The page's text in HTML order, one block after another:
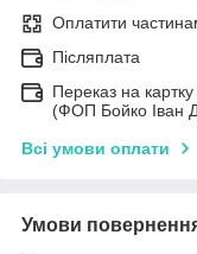
Оплатити
Післяплата
Переказ на
(ФОП Бойко Іван
Всі умови оплати
Умови